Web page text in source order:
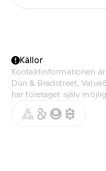
Källor
Kontaktinformationen
Dun & Bradstreet,
har företaget själv